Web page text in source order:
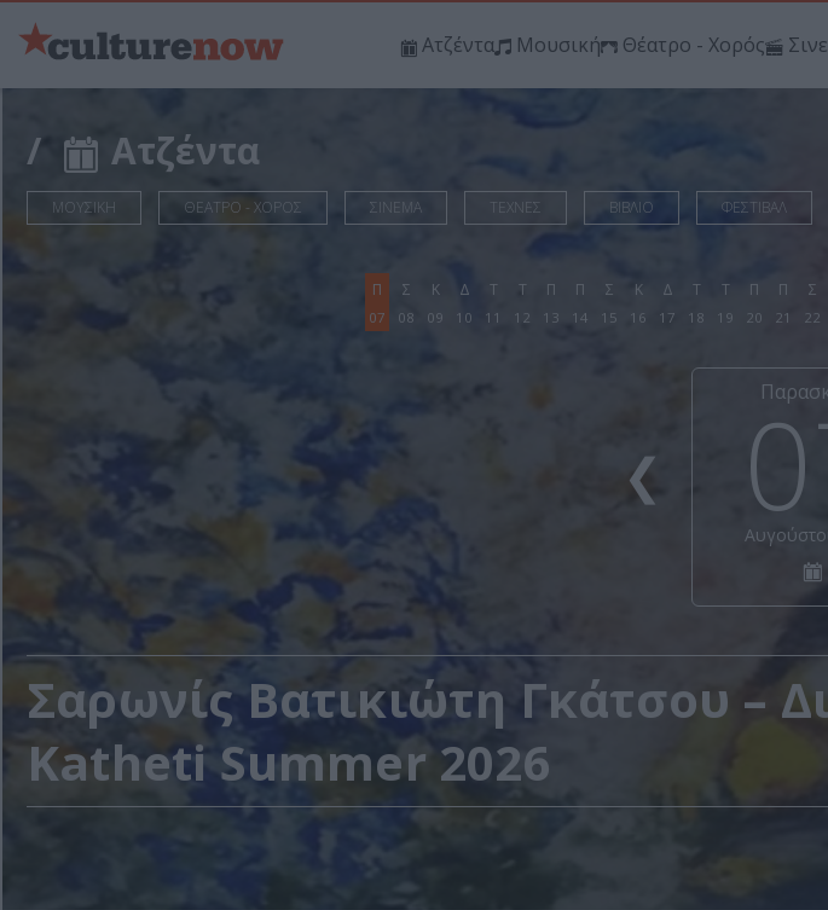
Ατζέντα Μουσική Θέατρο - Χορός
/ Ατζέντα
ΜΟΥΣΙΚΗ ΘΕΑΤΡΟ - ΧΟΡΟΣ ΣΙΝΕΜΑ ΤΕΧΝΕΣ ΒΙΒΛΙΟ ΦΕΣΤΙΒΑΛ
Π
07
Σ
08
Κ
09
Δ
10
Τ
11
Τ
12
Π
13
Π
14
Σ
15
Κ
16
Δ
17
Τ
18
Τ
19
Π
20
Π
21
Σ
22
❮
Σαρωνίς Βατικιώτη Γκάτσου –
Katheti Summer 2026